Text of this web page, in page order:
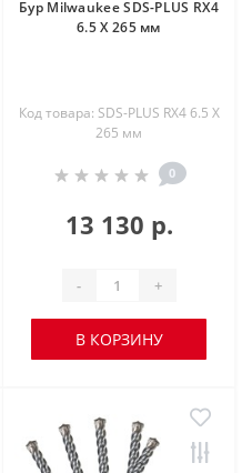
Бур Milwaukee SDS-PLUS RX4
6.5 X 265 мм
Код товара: SDS-PLUS RX4 6.5 X
265 мм
0
13 130 р.
- +
В КОРЗИНУ